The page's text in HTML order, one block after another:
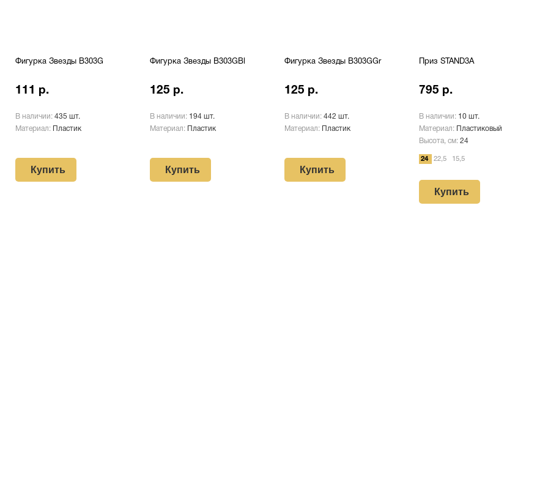
Фигурка Звезды B303G
111 р.
В наличии: 435 шт.
Материал:
Пластик
Купить
Фигурка Звезды B303GBl
125 р.
В наличии: 194 шт.
Материал:
Пластик
Купить
Фигурка Звезды B303GGr
125 р.
В наличии: 442 шт.
Материал:
Пластик
Купить
Приз STAND3A
795 р.
В наличии: 10 шт.
Материал:
Пластиковый
Высота, см: 24
24 22,5 15,5
Купить